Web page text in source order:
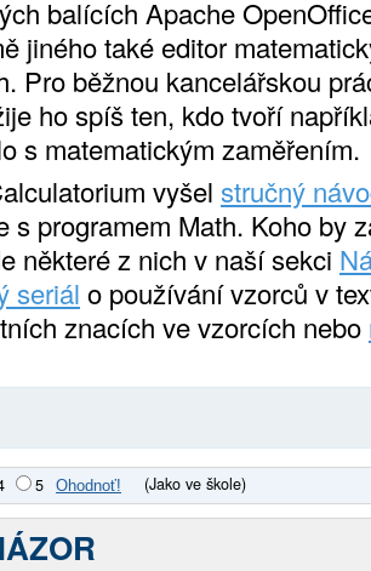
balících Apache
jiného také editor
Pro běžnou kancelářskou
ho spíš ten, kdo tvoří
s matematickým zaměřením.
vyšel stručný
s programem Math. Koho by
některé z nich v naší sekci
seriál o používání vzorců v
znacích ve vzorcích nebo
5 (Jako ve škole)